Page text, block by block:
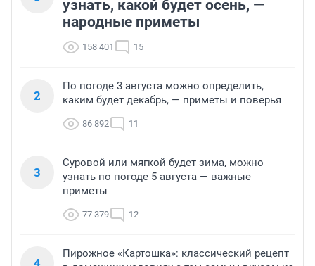
узнать, какой будет осень, —
народные приметы
158 401 15
2
По погоде 3 августа можно определить,
каким будет декабрь, — приметы и поверья
86 892 11
3
Суровой или мягкой будет зима, можно
узнать по погоде 5 августа — важные
приметы
77 379 12
Пирожное «Картошка»: классический рецепт